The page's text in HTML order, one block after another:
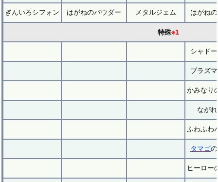
ぎんいろシフォン はがねのパウダー メタルジェム はがね
特殊※1
シャド
プラズ
かみなり
なが
ふわふわ
タマゴ
ヒーロー